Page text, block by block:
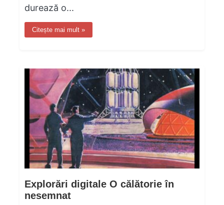
durează o...
Citește mai mult »
Explorări digitale O călătorie în
nesemnat